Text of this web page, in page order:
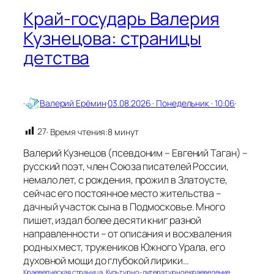
и
в
!
Край-государь Валерия
Кузнецова: страницы
детства
· Валерий Ерёмин·03.08.2026 · Понедельник · 10:06·
27· Время чтения:8 минут
Валерий Кузнецов (псевдоним – Евгений Таган) –
русский поэт, член Союза писателей России,
немало лет, с рождения, прожил в Златоусте,
сейчас его постоянное место жительства –
дачный участок сына в Подмосковье. Много
пишет, издал более десяти книг разной
направленности – от описания и восхваления
родных мест, тружеников Южного Урала, его
духовной мощи до глубокой лирики…
Краеведческая страница, Культурно-литературное краеведение